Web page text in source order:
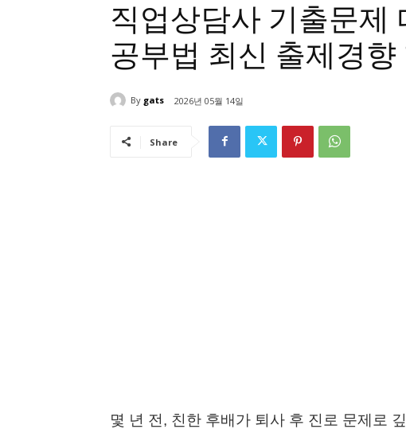
직업상담사 기출문제
공부법 최신 출제경향
By gats 2026년 05월 14일
Share
몇 년 전, 친한 후배가 퇴사 후 진로 문제로